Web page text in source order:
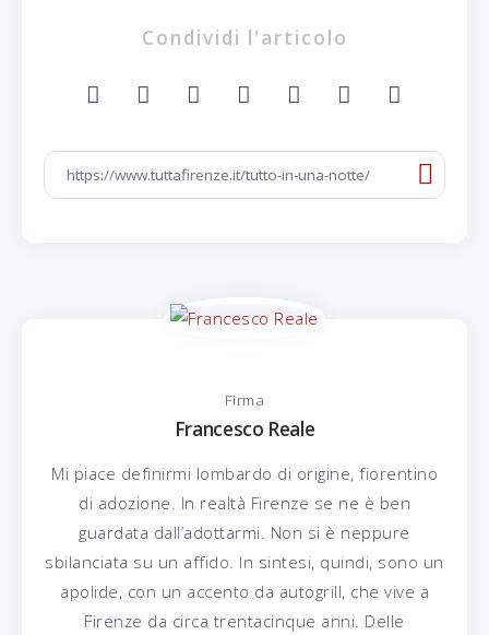
Condividi l'articolo
Firma
Francesco Reale
Mi piace definirmi lombardo di origine, fiorentino
di adozione. In realtà Firenze se ne è ben
guardata dall’adottarmi. Non si è neppure
sbilanciata su un affido. In sintesi, quindi, sono un
apolide, con un accento da autogrill, che vive a
Firenze da circa trentacinque anni. Delle